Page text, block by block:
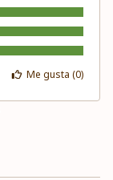
Me gusta (0)